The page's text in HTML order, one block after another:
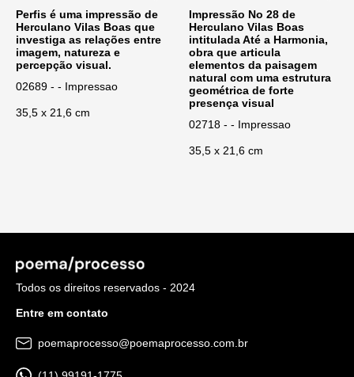
Perfis é uma impressão de
Herculano Vilas Boas que
investiga as relações entre
imagem, natureza e
percepção visual.
02689 - - Impressao
35,5 x 21,6 cm
Impressão No 28 de
Herculano Vilas Boas
intitulada Até a Harmonia,
obra que articula
elementos da paisagem
natural com uma estrutura
geométrica de forte
presença visual
02718 - - Impressao
35,5 x 21,6 cm
Todos os direitos reservados - 2024
Entre em contato
poemaprocesso@poemaprocesso.com.br